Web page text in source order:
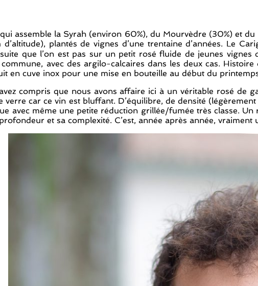
assemble la Syrah (environ 60%), du Mourvèdre (30%) et
plantés de vignes d’une trentaine d’années. Le
que l’on est pas sur un petit rosé fluide de jeunes
avec des argilo-calcaires dans les deux cas.
en cuve inox pour une mise en bouteille au début du
compris que nous avons affaire ici à un véritable rosé de
car ce vin est bluffant. D’équilibre, de densité
avec même une petite réduction grillée/fumée très classe.
et sa complexité. C’est, année après année,